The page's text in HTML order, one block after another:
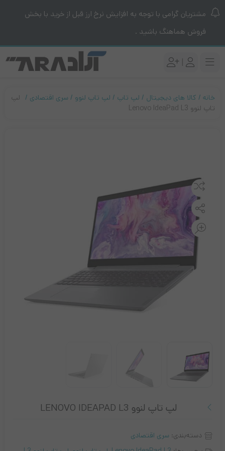
مشتریان گرامی با توجه به افزایش نرخ ارز قبل از خرید با بخش
فروش هماهنگ باشید .
|
خانه کالا های دیجیتال لپ تاپ لپ تاپ لنوو سری اقتصادی
لپ
تاپ لنوو Lenovo IdeaPad L3
مقایسه کنید
لپ تاپ لنوو LENOVO IDEAPAD L3
دسته‌بندی: سری اقتصادی